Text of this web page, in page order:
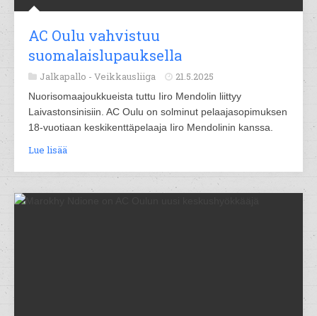
AC Oulu vahvistuu
suomalaislupauksella
Jalkapallo - Veikkausliiga 21.5.2025
Nuorisomaajoukkueista tuttu Iiro Mendolin liittyy
Laivastonsinisiin. AC Oulu on solminut pelaajasopimuksen
18-vuotiaan keskikenttäpelaaja Iiro Mendolinin kanssa.
Lue lisää